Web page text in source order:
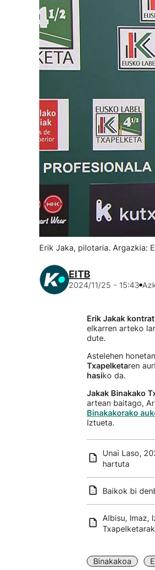
Erik Jaka, pilotaria. Argazkia:
EITB
2024/11/25 - 15:43
Erik Jakak
elkarren arteko
dute.
Astelehen
Txapelketaren
hasiko da.
Jakak Binakako
artean baitago,
Binakakorako
Iztueta.
Unai Laso,
hartuta
Baikok bi
Albisu, Imaz,
Binakakoa